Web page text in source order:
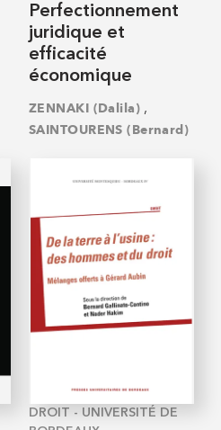
Perfectionnement
juridique et
efficacité
économique
ZENNAKI (Dalila) ,
SAINTOURENS (Bernard)
DROIT - UNIVERSITÉ DE